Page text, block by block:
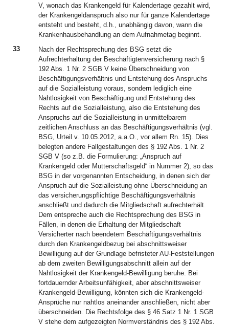
V, wonach das Krankengeld für Kalendertage gezahlt wird,
der Krankengeldanspruch also nur für ganze Kalendertage
entsteht und besteht, d.h., unabhängig davon, wann die
Krankenhausbehandlung an dem Aufnahmetag beginnt.
33
Nach der Rechtsprechung des BSG setzt die
Aufrechterhaltung der Beschäftigtenversicherung nach §
192 Abs. 1 Nr. 2 SGB V keine Überschneidung von
Beschäftigungsverhältnis und Entstehung des Anspruchs
auf die Sozialleistung voraus, sondern lediglich eine
Nahtlosigkeit von Beschäftigung und Entstehung des
Rechts auf die Sozialleistung, also die Entstehung des
Anspruchs auf die Sozialleistung in unmittelbarem
zeitlichen Anschluss an das Beschäftigungsverhältnis (vgl.
BSG, Urteil v. 10.05.2012, a.a.O., vor allem Rn. 15). Dies
belegten andere Fallgestaltungen des § 192 Abs. 1 Nr. 2
SGB V (so z.B. die Formulierung: „Anspruch auf
Krankengeld oder Mutterschaftsgeld“ in Nummer 2), so das
BSG in der vorgenannten Entscheidung, in denen sich der
Anspruch auf die Sozialleistung ohne Überschneidung an
das versicherungspflichtige Beschäftigungsverhältnis
anschließt und dadurch die Mitgliedschaft aufrechterhält.
Dem entspreche auch die Rechtsprechung des BSG in
Fällen, in denen die Erhaltung der Mitgliedschaft
Versicherter nach beendetem Beschäftigungsverhältnis
durch den Krankengeldbezug bei abschnittsweiser
Bewilligung auf der Grundlage befristeter AU-Feststellungen
ab dem zweiten Bewilligungsabschnitt allein auf der
Nahtlosigkeit der Krankengeld-Bewilligung beruhe. Bei
fortdauernder Arbeitsunfähigkeit, aber abschnittsweiser
Krankengeld-Bewilligung, könnten sich die Krankengeld-
Ansprüche nur nahtlos aneinander anschließen, nicht aber
überschneiden. Die Rechtsfolge des § 46 Satz 1 Nr. 1 SGB
V stehe dem aufgezeigten Normverständnis des § 192 Abs.